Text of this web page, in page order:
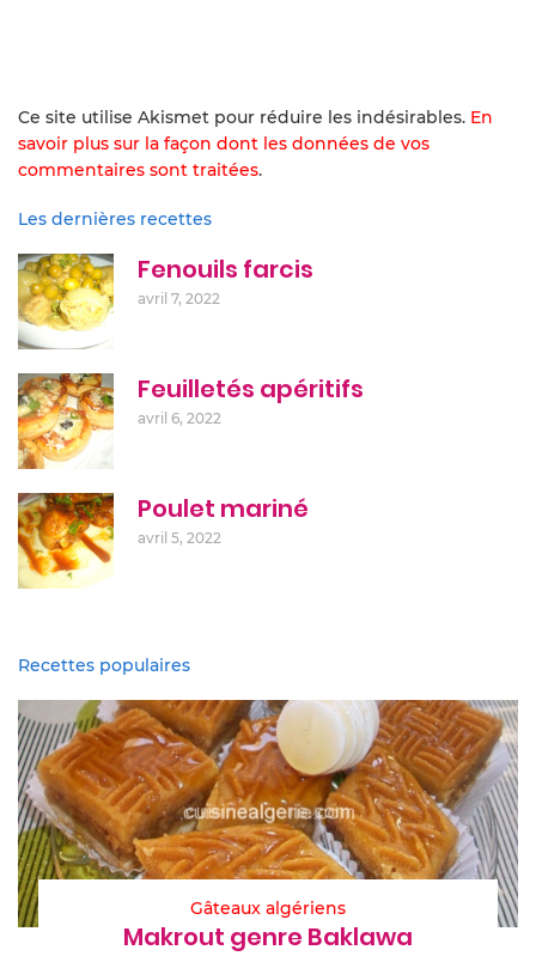
Ce site utilise Akismet pour réduire les indésirables. En
savoir plus sur la façon dont les données de vos
commentaires sont traitées.
Les dernières recettes
Fenouils farcis
avril 7, 2022
Feuilletés apéritifs
avril 6, 2022
Poulet mariné
avril 5, 2022
Recettes populaires
Gâteaux algériens
Makrout genre Baklawa